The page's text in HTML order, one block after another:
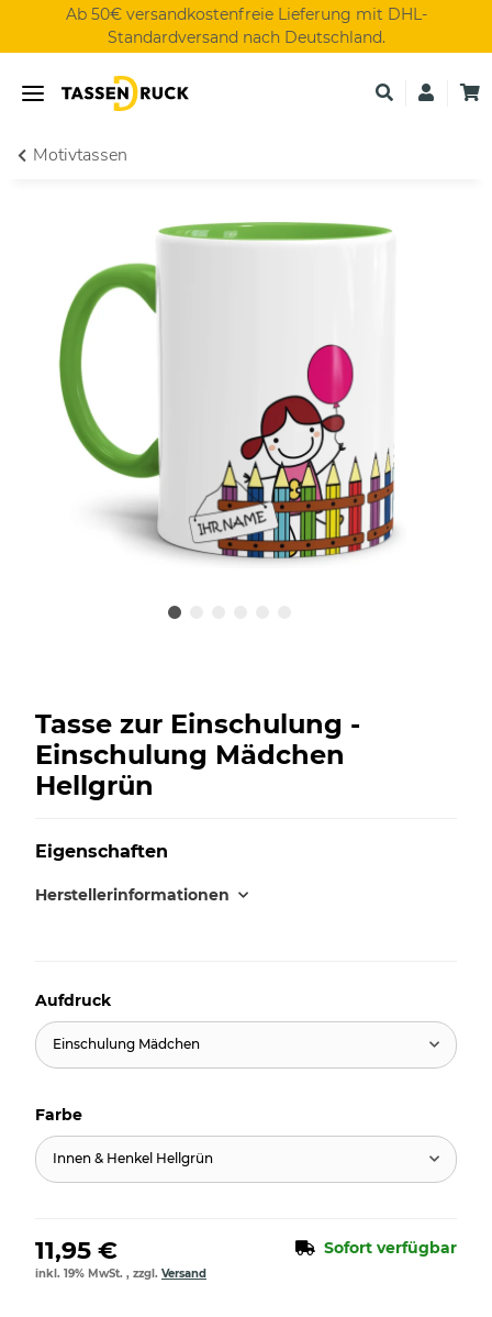
Ab 50€ versandkostenfreie Lieferung mit DHL-
Standardversand nach Deutschland.
Motivtassen
Tasse zur Einschulung -
Einschulung Mädchen
Hellgrün
Eigenschaften
Herstellerinformationen
Aufdruck
Einschulung Mädchen
Farbe
Innen & Henkel Hellgrün
11,95 € Sofort verfügbar
inkl. 19% MwSt. , zzgl. Versand